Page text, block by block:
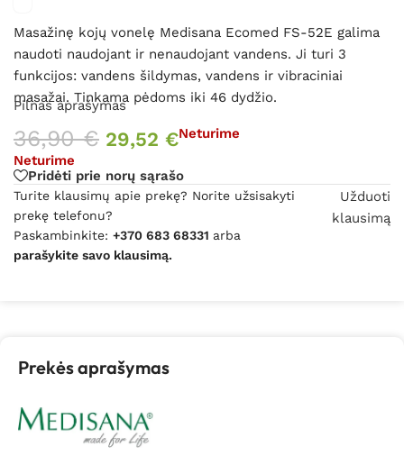
Masažinę kojų vonelę Medisana Ecomed FS-52E galima
naudoti naudojant ir nenaudojant vandens. Ji turi 3
funkcijos: vandens šildymas, vandens ir vibraciniai
masažai. Tinkama pėdoms iki 46 dydžio.
Pilnas aprašymas
36,90€ 29,52 €Neturime
Neturime
Pridėti prie norų sąrašo
Turite klausimų apie prekę? Norite užsisakyti
prekę telefonu?
Paskambinkite: +370 683 68331 arba
parašykite savo klausimą.
Užduoti
klausimą
Prekės aprašymas